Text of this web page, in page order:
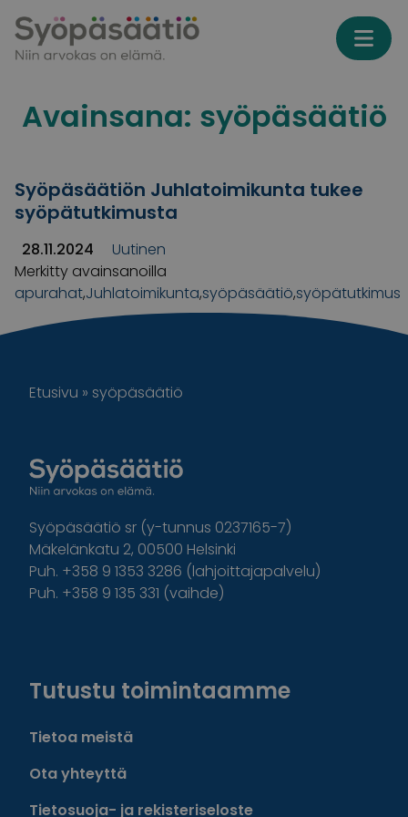
Avainsana: syöpäsäätiö
Syöpäsäätiön Juhlatoimikunta tukee
syöpätutkimusta
28.11.2024
Uutinen
Merkitty avainsanoilla
apurahat,Juhlatoimikunta,syöpäsäätiö,syöpätutkimus
Etusivu » syöpäsäätiö
Syöpäsäätiö sr (y-tunnus 0237165-7)
Mäkelänkatu 2, 00500 Helsinki
Puh. +358 9 1353 3286 (lahjoittajapalvelu)
Puh. +358 9 135 331 (vaihde)
Tutustu toimintaamme
Tietoa meistä
Ota yhteyttä
Tietosuoja- ja rekisteriseloste